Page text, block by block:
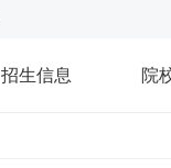
招生信息 院